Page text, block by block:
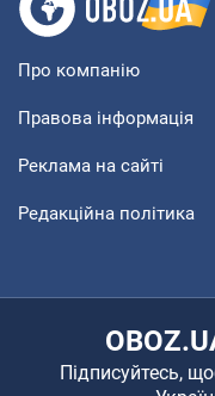
Про компанію
Правова інформація
Реклама на сайті
Редакційна політика
Підписуйтесь,